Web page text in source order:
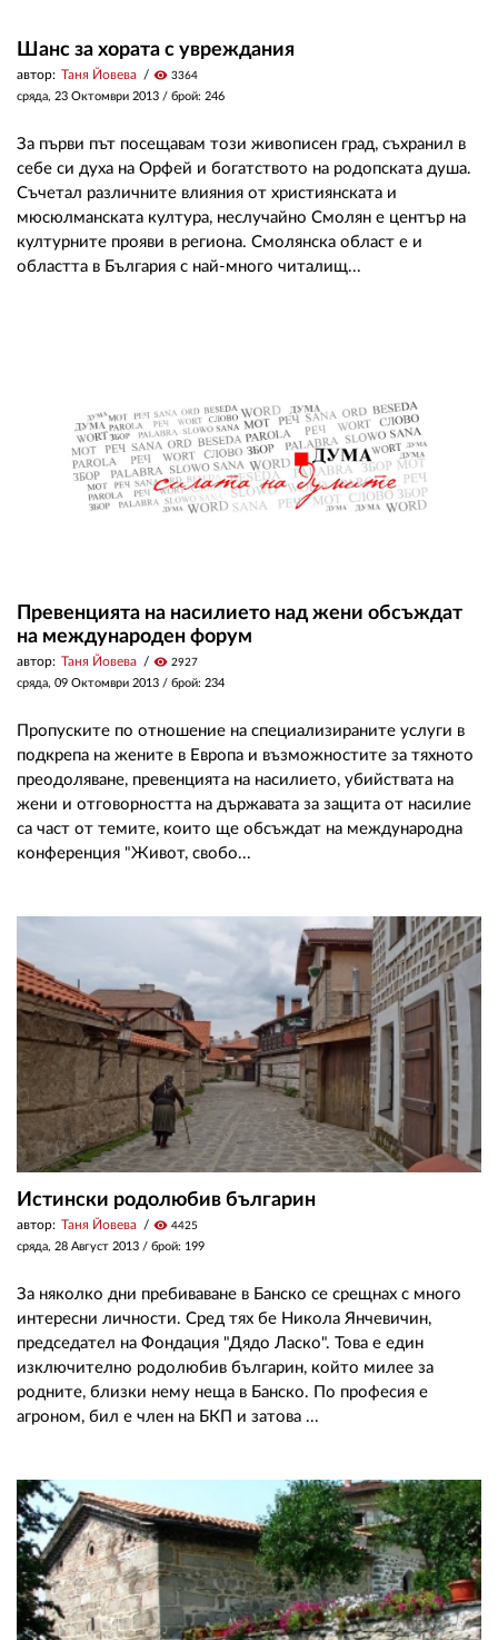
Шанс за хората с увреждания
автор: Таня Йовева visibility 3364
сряда, 23 Октомври 2013 / брой: 246
За първи път посещавам този живописен град, съхранил в
себе си духа на Орфей и богатството на родопската душа.
Съчетал различните влияния от християнската и
мюсюлманската култура, неслучайно Смолян е център на
културните прояви в региона. Смолянска област е и
областта в България с най-много читалищ...
Превенцията на насилието над жени обсъждат
на международен форум
автор: Таня Йовева visibility 2927
сряда, 09 Октомври 2013 / брой: 234
Пропуските по отношение на специализираните услуги в
подкрепа на жените в Европа и възможностите за тяхното
преодоляване, превенцията на насилието, убийствата на
жени и отговорността на държавата за защита от насилие
са част от темите, които ще обсъждат на международна
конференция "Живот, свобо...
Истински родолюбив българин
автор: Таня Йовева visibility 4425
сряда, 28 Август 2013 / брой: 199
За няколко дни пребиваване в Банско се срещнах с много
интересни личности. Сред тях бе Никола Янчевичин,
председател на Фондация "Дядо Ласко". Това е един
изключително родолюбив българин, който милее за
родните, близки нему неща в Банско. По професия е
агроном, бил е член на БКП и затова ...